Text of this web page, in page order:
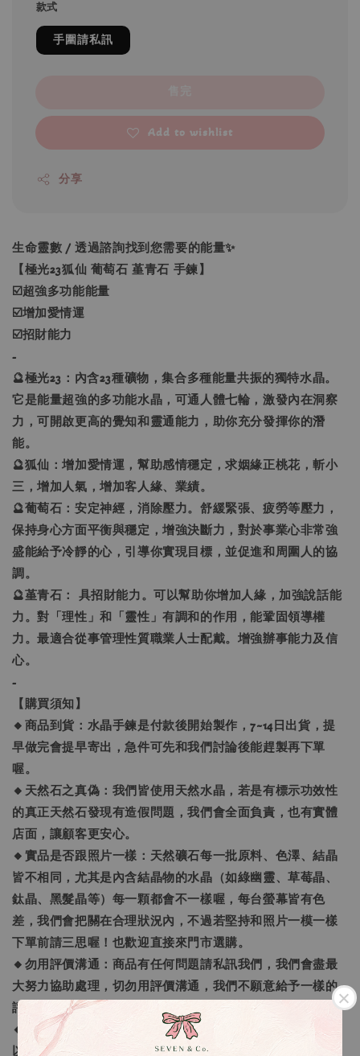
款式
手圍請私訊
Add to wishlist
分享
生命靈數 / 透過諮詢找到您需要的能量✨
【極光23狐仙 葡萄石 堇青石 手鍊】
☑️超強多功能能量
☑️增加愛情運
☑️招財能力
-
🔮極光23：內含23種礦物，集合多種能量共振的獨特水晶。
它是能量超強的多功能水晶，可通人體七輪，激發內在洞察
力，可開啟更高的覺知和靈通能力，助你充分發揮你的潛
能。
🔮狐仙：增加愛情運，幫助感情穩定，求姻緣正桃花，斬小
三，增加人氣，增加客人緣、業績。
🔮葡萄石：安定神經，消除壓力。舒緩緊張、疲勞等壓力，
保持身心方面平衡與穩定，增強決斷力，對於事業心非常強
盛能給予冷靜的心，引導你實現目標，並促進和周圍人的協
調。
🔮堇青石： 具招財能力。可以幫助你增加人緣，加強說話能
力。對「理性」和「靈性」有調和的作用，能鞏固領導權
力。最適合從事管理性質職業人士配戴。增強辦事能力及信
心。
-
【購買須知】
🔸商品到貨：水晶手鍊是付款後開始製作，7~14日出貨，提
早做完會提早寄出，急件可先和我們討論後能趕製再下單
喔。
🔸天然石之真偽：我們皆使用天然水晶，若是有標示功效性
的真正天然石發現有造假問題，我們會全面負責，也有實體
店面，讓顧客更安心。
🔸實品是否跟照片一樣：天然礦石每一批原料、色澤、結晶
皆不相同，尤其是內含結晶物的水晶（如綠幽靈、草莓晶、
鈦晶、黑髮晶等）每一顆都會不一樣喔，每台螢幕皆有色
差，我們會把關在合理狀況內，不過若堅持和照片一模一樣
下單前請三思喔！也歡迎直接來門市選購。
🔸勿用評價溝通：商品有任何問題請私訊我們，我們會盡最
大努力協助處理，切勿用評價溝通，我們不願意給予一樣的
評價回覆，可以接受再下單喔。
🔸手鍊顆數問題：我們會依照每個人的手圍去量身打造，所
以長度不同每一條的水晶數量就會不同，以符合正常的手鍊